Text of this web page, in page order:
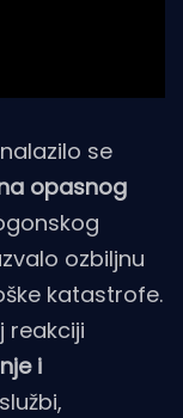
nalazilo se
opasnog
ozbiljnu
katastrofe.
reakciji
i